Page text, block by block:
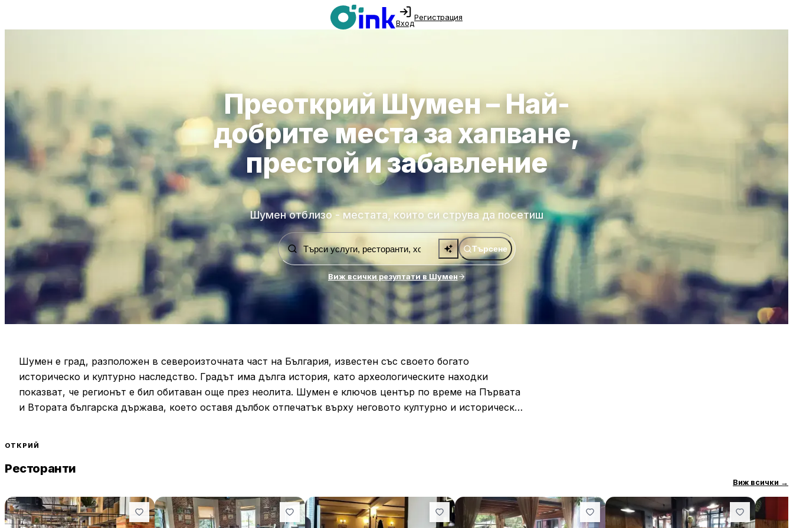
Вход
Регистрация
Преоткрий Шумен – Най-
добрите места за хапване,
престой и забавление
Шумен отблизо - местата, които си струва да посетиш
Търсене
Виж всички резултати в Шумен
Шумен е град, разположен в североизточната част на България, известен със своето богато
историческо и културно наследство. Градът има дълга история, като археологическите находки
показват, че регионът е бил обитаван още през неолита. Шумен е ключов център по време на Първата
и Втората българска държава, което оставя дълбок отпечатък върху неговото културно и историческо
платото над града. Крепостта датира от римско време и е била важен стратегически обект през
отбелязващ значимите исторически събития на българската държава.
ОТКРИЙ
Ресторанти
Виж всички →